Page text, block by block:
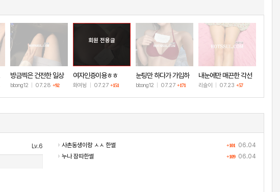
방금찍은 건전한 일상
샷
bbong12 07.28 +92
회원 전용글
여자인증이용ㅎㅎ
화여뉭 07.27 +151
눈팅만 하다가 가입하
고 인증!
bbong12 07.27 +171
내눈에만 매끈한 각선
미
리슬이 07.23 +57
Lv.6 +101 06.04
사촌동생이랑 ㅅㅅ 한썰
+109 06.04
누나 잠따한썰